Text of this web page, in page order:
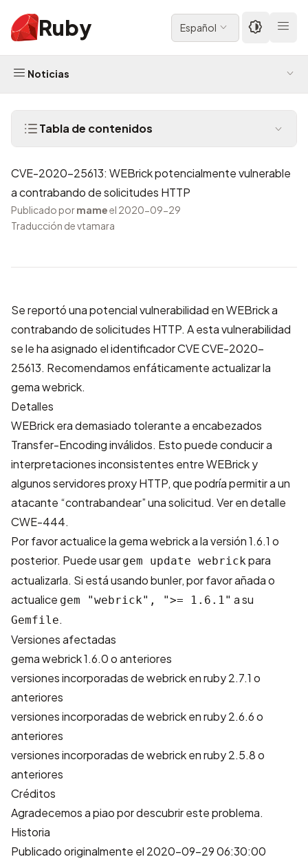
Ruby Español
Noticias
Tabla de contenidos
CVE-2020-25613: WEBrick potencialmente vulnerable
a contrabando de solicitudes HTTP
Publicado pormameel 2020-09-29
Traducción de vtamara
Se reportó una potencial vulnerabilidad en WEBrick a
contrabando de solicitudes HTTP. A esta vulnerabilidad
se le ha asignado el identificador CVECVE-2020-
25613. Recomendamos enfáticamente actualizar la
gema webrick.
Detalles
WEBrick era demasiado tolerante a encabezados
Transfer-Encoding inválidos. Esto puede conducir a
interpretaciones inconsistentes entre WEBrick y
algunos servidores proxy HTTP, que podría permitir a un
atacante “contrabandear” una solicitud. Ver en detalle
CWE-444.
Por favor actualice la gema webrick a la versión 1.6.1 o
posterior. Puede usar gem update webrickpara
actualizarla. Si está usando bunler, por favor añada o
actualice gem "webrick", ">= 1.6.1" a su
Gemfile.
Versiones afectadas
gema webrick 1.6.0 o anteriores
versiones incorporadas de webrick en ruby 2.7.1 o
anteriores
versiones incorporadas de webrick en ruby 2.6.6 o
anteriores
versiones incorporadas de webrick en ruby 2.5.8 o
anteriores
Créditos
Agradecemos apiaopor descubrir este problema.
Historia
Publicado originalmente el 2020-09-29 06:30:00